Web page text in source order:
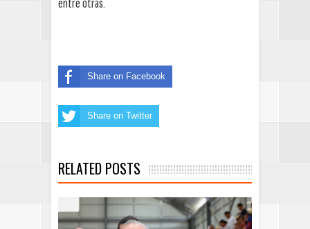
entre otras.
Share on Facebook
Share on Twitter
RELATED POSTS